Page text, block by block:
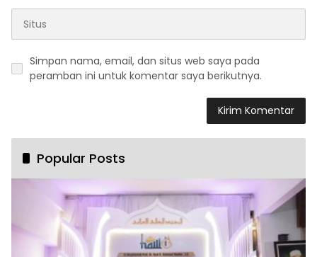
Simpan nama, email, dan situs web saya pada
peramban ini untuk komentar saya berikutnya.
Popular Posts